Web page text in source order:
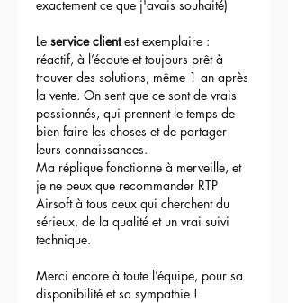
exactement ce que j'avais souhaité)
Le service client est exemplaire :
réactif, à l’écoute et toujours prêt à
trouver des solutions, même 1 an après
la vente. On sent que ce sont de vrais
passionnés, qui prennent le temps de
bien faire les choses et de partager
leurs connaissances.
Ma réplique fonctionne à merveille, et
je ne peux que recommander RTP
Airsoft à tous ceux qui cherchent du
sérieux, de la qualité et un vrai suivi
technique.
Merci encore à toute l’équipe, pour sa
disponibilité et sa sympathie !